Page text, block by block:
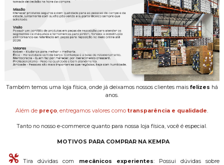
Também temos uma loja física, onde já deixamos nossos clientes mais felizes há
anos.
Além de preço, entregamos valores comotransparência e qualidade.
Tanto no nosso e-commerce quanto para nossa loja física, você é especial.
MOTIVOS PARA COMPRAR NA KEMPA
Tira dúvidas com mecânicos experientes: Possui dúvidas sobre